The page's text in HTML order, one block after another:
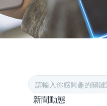
新聞動態